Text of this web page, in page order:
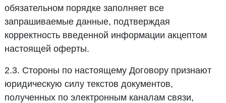
обязательном порядке заполняет все
запрашиваемые данные, подтверждая
корректность введенной информации акцептом
настоящей оферты.
2.3. Стороны по настоящему Договору признают
юридическую силу текстов документов,
полученных по электронным каналам связи,